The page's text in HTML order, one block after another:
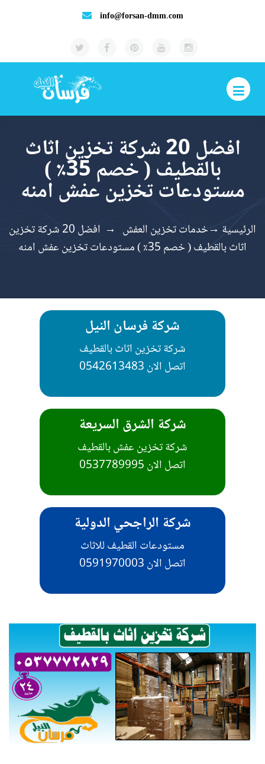
info@forsan-dmm.com
افضل 20 شركة تخزين اثاث
بالقطيف ( خصم 35٪ )
مستودعات تخزين عفش امنه
الرئيسية →خدمات تخزين العفش →
افضل 20 شركة تخزين
اثاث بالقطيف ( خصم 35٪ ) مستودعات تخزين عفش امنه
شركة فرسان النيل
شركة تخزين اثاث بالقطيف
شركة الشرق السريعة
شركة تخزين عفش بالقطيف
اتصل الان 0537789995
شركة الراجحي الدولية
مستودعات القطيف للاثاث
اتصل الان 0591970003